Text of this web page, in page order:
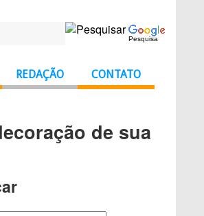
Pesquisa
REDAÇÃO CONTATO
de sua